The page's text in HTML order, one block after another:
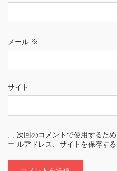
メール ※
サイト
次回のコメントで使用するた
ルアドレス、サイトを保存する